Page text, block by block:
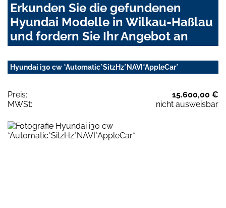
Erkunden Sie die gefundenen
Hyundai Modelle in Wilkau-Haßlau
und fordern Sie Ihr Angebot an
Hyundai i30 cw *Automatic*SitzHz*NAVI*AppleCar*
Preis:
15.600,00 €
MWSt:
nicht ausweisbar